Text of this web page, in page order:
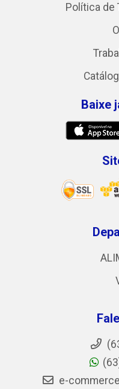
Política de
Baixe
e-